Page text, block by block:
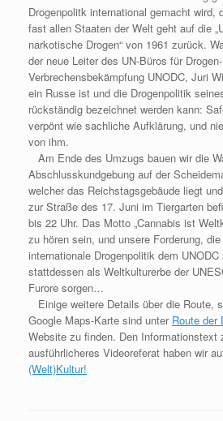
Drogenpolitk international gemacht wird,
fast allen Staaten der Welt geht auf die
narkotische Drogen“ von 1961 zurück.
der neue Leiter des UN-Büros für
Verbrechensbekämpfung UNODC, Juri
ein Russe ist und die Drogenpolitik
rückständig bezeichnet werden kann:
verpönt wie sachliche Aufklärung, und
von ihm.
Am Ende des Umzugs bauen wir die
Abschlusskundgebung auf der
welcher das Reichstagsgebäude liegt
zur Straße des 17. Juni im Tiergarten
bis 22 Uhr. Das Motto „Cannabis ist
zu hören sein, und unsere Forderung,
internationale Drogenpolitik dem
stattdessen als Weltkulturerbe der
Furore sorgen…
Einige weitere Details über die Route,
Google Maps-Karte sind unter Route der
Website zu finden. Den Informationstext
ausführlicheres Videoreferat haben wir
(Welt)Kultur!